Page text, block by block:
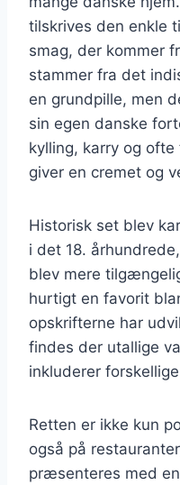
tilskrives den enkle
smag, der kommer
stammer fra det
en grundpille, men
sin egen danske
kylling, karry og
giver en cremet og
Historisk set blev
i det 18.
blev mere
hurtigt en favorit
opskrifterne har
findes der utallige
inkluderer
Retten er ikke kun
også på
præsenteres med